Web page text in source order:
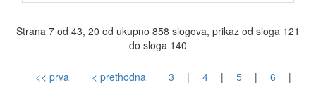
Strana 7 od 43, 20 od ukupno 858 slogova, prikaz od sloga 121
do sloga 140
<< prva < prethodna 3 | 4 | 5 | 6 |